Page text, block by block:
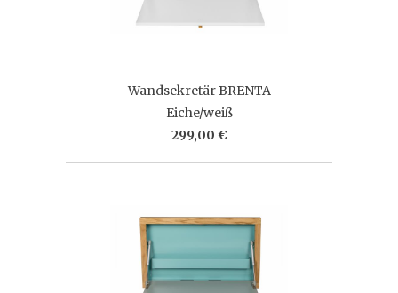
Wandsekretär BRENTA
Eiche/weiß
299,00 €